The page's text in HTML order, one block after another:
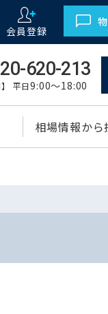
会員登録
620-213
】 平日9:00～18:00
相場情報から